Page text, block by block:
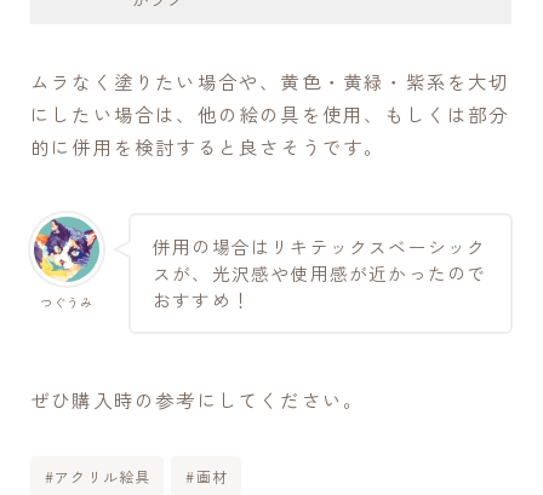
ムラなく塗りたい場合や、黄色・黄緑・紫系を大切
にしたい場合は、他の絵の具を使用、もしくは部分
的に併用を検討すると良さそうです。
つぐうみ
併用の場合はリキテックスベーシック
スが、光沢感や使用感が近かったので
おすすめ！
ぜひ購入時の参考にしてください。
#アクリル絵具 #画材